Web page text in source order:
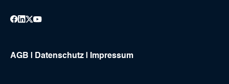
AGB Datenschutz Impressum